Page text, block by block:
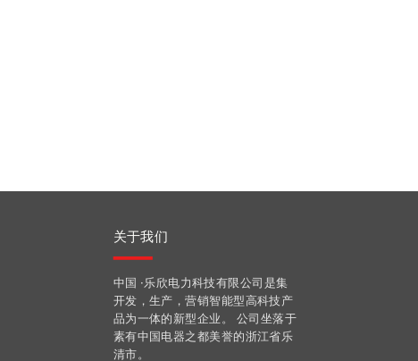
关于我们
中国 ·乐欣电力科技有限公司是集
开发，生产，营销智能型高科技产
品为一体的新型企业。 公司坐落于
素有中国电器之都美誉的浙江省乐
清市。